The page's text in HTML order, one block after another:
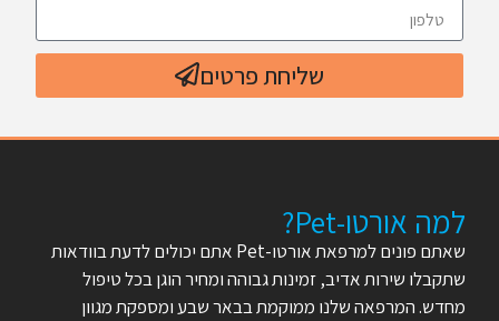
שליחת פרטים
למה אורטו-Pet?
שאתם פונים למרפאת אורטו-Pet אתם יכולים לדעת בוודאות
שתקבלו שירות אדיב, זמינות גבוהה ומחיר הוגן בכל טיפול
מחדש. המרפאה שלנו ממוקמת בבאר שבע ומספקת מגוון